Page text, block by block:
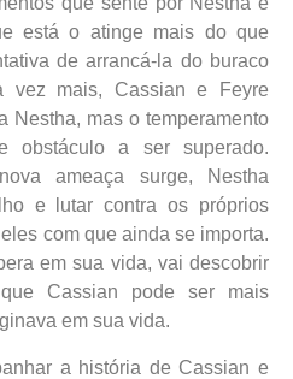
está o atinge mais do que
de arrancá-la do buraco
vez mais, Cassian e Feyre
Nestha, mas o temperamento
obstáculo a ser superado.
ameaça surge, Nestha
e lutar contra os próprios
com que ainda se importa.
em sua vida, vai descobrir
Cassian pode ser mais
em sua vida.
a história de Cassian e